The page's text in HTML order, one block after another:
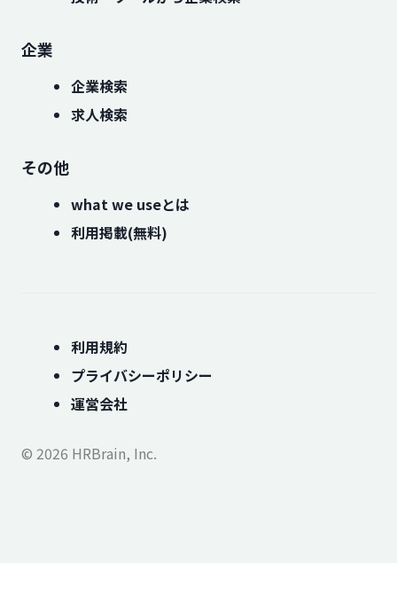
企業
企業検索
求人検索
その他
what we useとは
利用掲載(無料)
利用規約
プライバシーポリシー
運営会社
© 2026 HRBrain, Inc.